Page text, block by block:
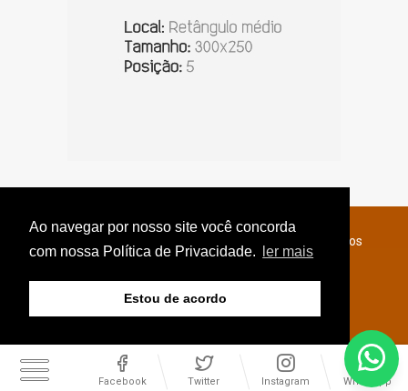
Ao navegar por nosso site você concorda
com nossa Política de Privacidade.
ler mais
Estou de acordo
Facebook Twitter Instagram WhatsApp
© Copyright 2026 - Jornal do Interior - Todos os direitos
reservados